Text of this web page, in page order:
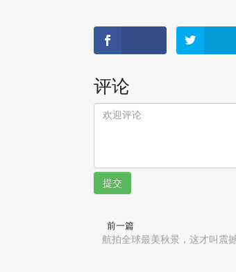
评论
提交
前一篇
航拍全球最美秋景，这才叫震